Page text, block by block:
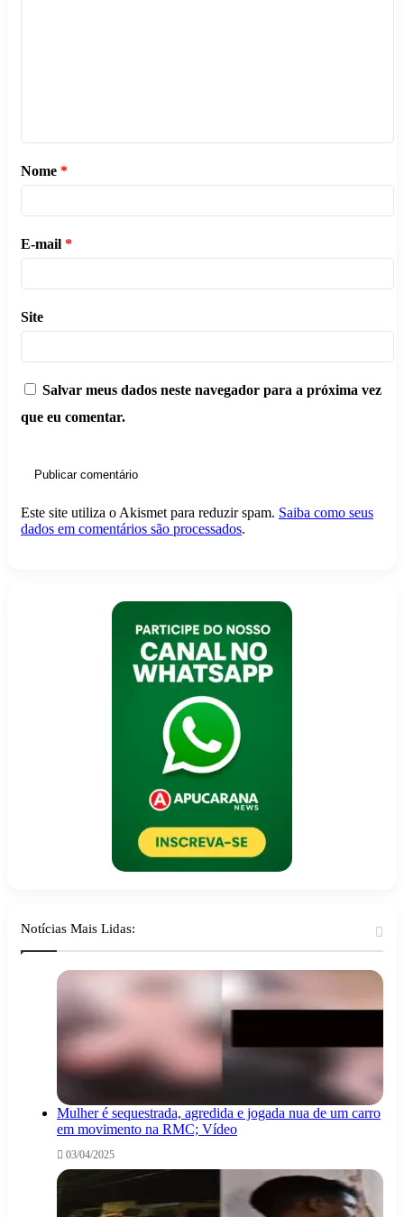
Nome *
E-mail *
Site
Salvar meus dados neste navegador para a próxima vez
que eu comentar.
Este site utiliza o Akismet para reduzir spam. Saiba como seus
dados em comentários são processados.
Notícias Mais Lidas:
Mulher é sequestrada, agredida e jogada nua de um carro
em movimento na RMC; Vídeo
03/04/2025